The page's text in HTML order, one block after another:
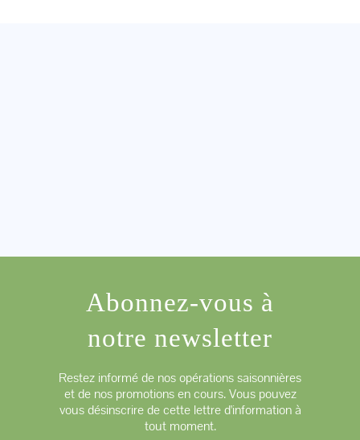
Abonnez-vous à
notre newsletter
Restez informé de nos opérations saisonnières
et de nos promotions en cours. Vous pouvez
vous désinscrire de cette lettre d'information à
tout moment.